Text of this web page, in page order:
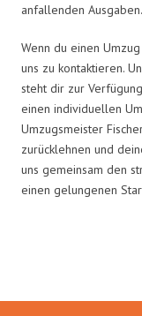
anfallenden Ausgaben.
Wenn du einen
uns zu kontaktieren.
steht dir zur
einen individuellen
Umzugsmeister
zurücklehnen und
uns gemeinsam den
einen gelungenen